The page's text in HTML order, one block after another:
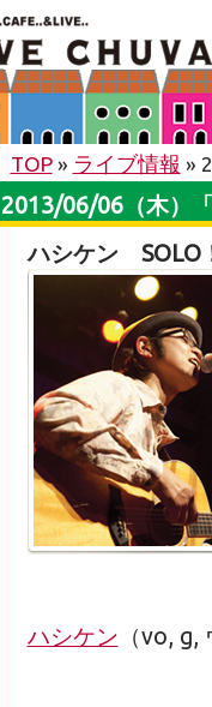
TOP» ライブ情報 »
2013/06/06（木）
ハシケン SOLO
ハシケン （vo, g,